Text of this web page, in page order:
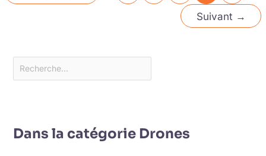
Suivant →
Dans la catégorie Drones